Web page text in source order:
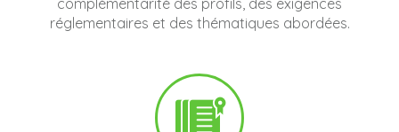
complémentarité des profils, des exigences
réglementaires et des thématiques abordées.